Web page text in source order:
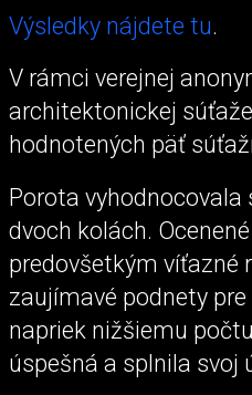
Výsledky nájdete tu.
V rámci verejnej
architektonickej
hodnotených päť
Porota vyhodnocovala
dvoch kolách.
predovšetkým víťazné
zaujímavé podnety
napriek nižšiemu
úspešná a splnila svoj